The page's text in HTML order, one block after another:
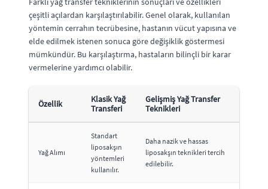
çeşitli açılardan karşılaştırılabilir. Genel olarak, kullanılan
yöntemin cerrahın tecrübesine, hastanın vücut yapısına ve
elde edilmek istenen sonuca göre değişiklik göstermesi
mümkündür. Bu karşılaştırma, hastaların bilinçli bir karar
vermelerine yardımcı olabilir.
Özellik
Klasik Yağ
Transferi
Gelişmiş Yağ Transfer
Teknikleri
Yağ Alımı
Standart
liposakşın
yöntemleri
kullanılır.
Daha nazik ve hassas
liposakşın teknikleri tercih
edilebilir.